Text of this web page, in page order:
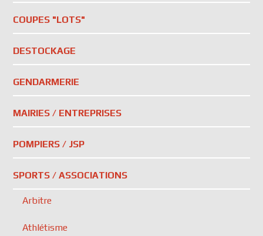
COUPES "LOTS"
DESTOCKAGE
GENDARMERIE
MAIRIES / ENTREPRISES
POMPIERS / JSP
SPORTS / ASSOCIATIONS
Arbitre
Athlétisme